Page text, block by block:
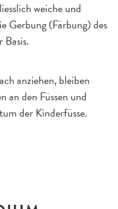
weiche und
Gerbung (Färbung) des
Basis.
anziehen, bleiben
an den Füssen und
der Kinderfüsse.